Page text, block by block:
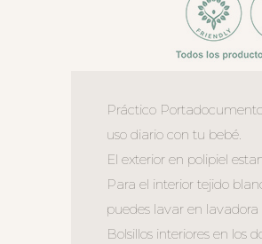
Práctico
uso diario con tu bebé.
El exterior en polipiel
Para el interior tejido
puedes lavar en
Bolsillos interiores en